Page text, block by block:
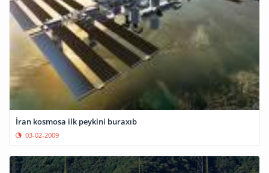
İran kosmosa ilk peykini buraxıb
03-02-2009